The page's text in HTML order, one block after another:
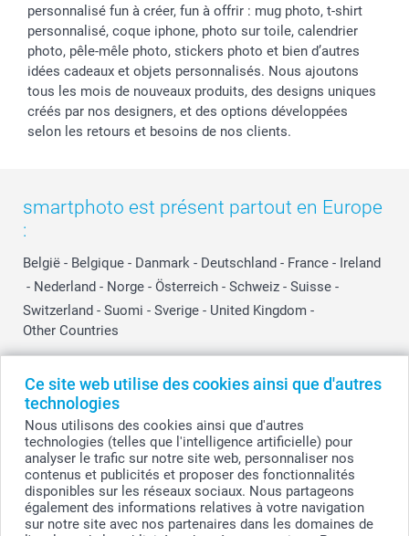
Ce site web utilise des cookies ainsi que d'autres
technologies
Nous utilisons des cookies ainsi que d'autres
technologies (telles que l'intelligence artificielle) pour
analyser le trafic sur notre site web, personnaliser nos
contenus et publicités et proposer des fonctionnalités
disponibles sur les réseaux sociaux. Nous partageons
également des informations relatives à votre navigation
sur notre site avec nos partenaires dans les domaines de
personnalisé fun à créer, fun à offrir : mug photo, t-shirt
personnalisé, coque iphone, photo sur toile, calendrier
photo, pêle-mêle photo, stickers photo et bien d’autres
idées cadeaux et objets personnalisés. Nous ajoutons
tous les mois de nouveaux produits, des designs uniques
créés par nos designers, et des options développées
selon les retours et besoins de nos clients.
smartphoto est présent partout en Europe
:
België - Belgique - Danmark - Deutschland - France - Ireland
- Nederland - Norge - Österreich - Schweiz - Suisse -
Switzerland - Suomi - Sverige - United Kingdom -
Other Countries
© smartphoto group. Tous droits réservés
smartphoto group SA.
Siège social : Kwatrechtsteenweg 160, 9230 Wetteren, Belgique
Numéro de TVA BE 0405.706.755
Numéro d'entreprise 0405.706.755.
Coordonnées bancaires: IBAN BE71 2850 2711 5569 - BIC: GEBABEBB
Tous les prix sont en EURO (€), TVA incluse et hors frais de port.